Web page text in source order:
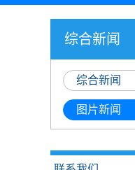
综合新闻
综合新闻
图片新闻